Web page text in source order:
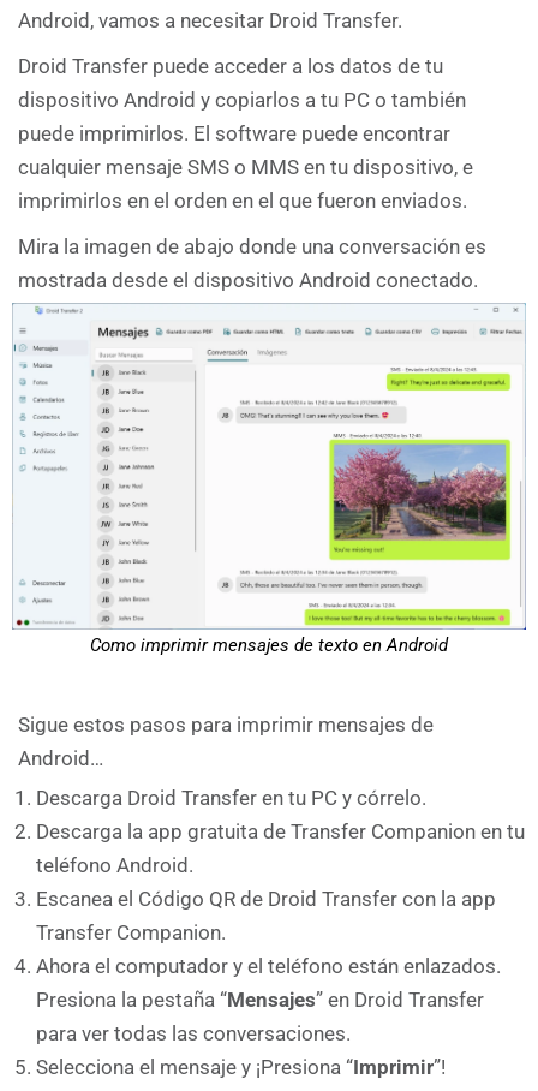
Android, vamos a necesitar Droid Transfer.
Droid Transfer puede acceder a los datos de tu
dispositivo Android y copiarlos a tu PC o también
puede imprimirlos. El software puede encontrar
cualquier mensaje SMS o MMS en tu dispositivo, e
imprimirlos en el orden en el que fueron enviados.
Mira la imagen de abajo donde una conversación es
mostrada desde el dispositivo Android conectado.
Como imprimir mensajes de texto en Android
Sigue estos pasos para imprimir mensajes de
Android…
Descarga Droid Transfer en tu PC y córrelo.
Descarga la app gratuita de Transfer Companion en tu
teléfono Android.
Escanea el Código QR de Droid Transfer con la app
Transfer Companion.
Ahora el computador y el teléfono están enlazados.
Presiona la pestaña “Mensajes” en Droid Transfer
para ver todas las conversaciones.
Selecciona el mensaje y ¡Presiona “Imprimir”!